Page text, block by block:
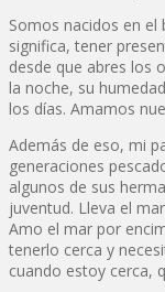
Somos nacidos en
significa, tener
desde que abres los
la noche, su
los días. Amamos
Además de eso, mi
generaciones
algunos de sus
juventud. Lleva el
Amo el mar por
tenerlo cerca y
cuando estoy cerca,